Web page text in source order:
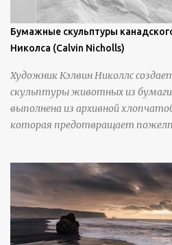
Бумажные скульптуры
Николса (Calvin Nicholls)
Художник Кэлвин Николлс
скульптуры животных из
выполнена из архивной
которая предотвращает
инструменты для
вылепить каждую деталь.
https://calvinnicholls.com/